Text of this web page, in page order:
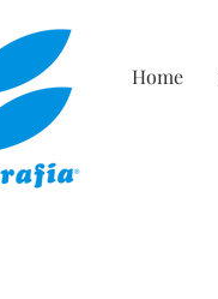
Home